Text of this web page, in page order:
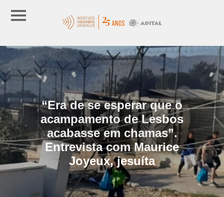
“Era de se esperar que o
acampamento de Lesbos
acabasse em chamas”.
Entrevista com Maurice
Joyeux, jesuíta